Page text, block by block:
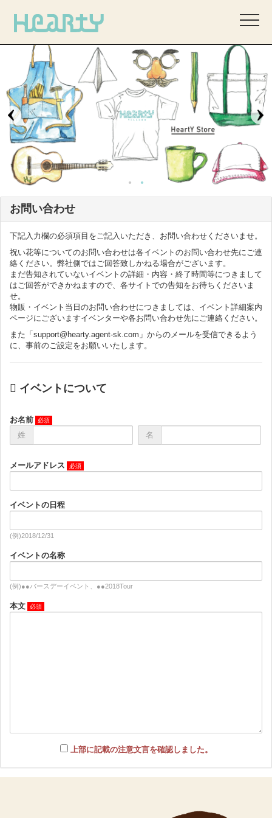
お問い合わせ
下記入力欄の必須項目をご記入いただき、お問い合わせくださいませ。
祝い花等についてのお問い合わせは各イベントのお問い合わせ先にご連
絡ください。弊社側ではご回答致しかねる場合がございます。
まだ告知されていないイベントの詳細・内容・終了時間等につきまして
はご回答ができかねますので、各サイトでの告知をお待ちくださいま
せ。
物販・イベント当日のお問い合わせにつきましては、イベント詳細案内
ページにございますイベンターや各お問い合わせ先にご連絡ください。
また「support@hearty.agent-sk.com」からのメールを受信できるよう
に、事前のご設定をお願いいたします。
イベントについて
お名前
姓
名
メールアドレス
イベントの日程
(例)2018/12/31
イベントの名称
(例)●●バースデーイベント、●●2018Tour
本文
上部に記載の注意文言を確認しました。